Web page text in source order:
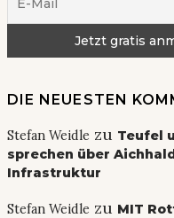
DIE NEUESTEN
Stefan Weidle zu Teufel
sprechen über
Infrastruktur
Stefan Weidle zu MIT